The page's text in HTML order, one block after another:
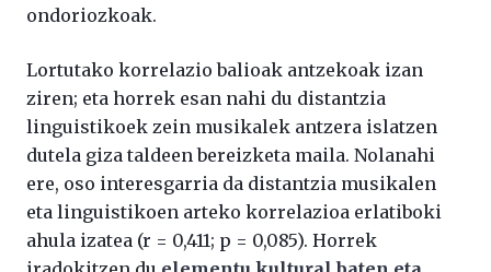
ondoriozkoak.
Lortutako korrelazio balioak antzekoak izan
ziren; eta horrek esan nahi du distantzia
linguistikoek zein musikalek antzera islatzen
dutela giza taldeen bereizketa maila. Nolanahi
ere, oso interesgarria da distantzia musikalen
eta linguistikoen arteko korrelazioa erlatiboki
ahula izatea (r = 0,411; p = 0,085). Horrek